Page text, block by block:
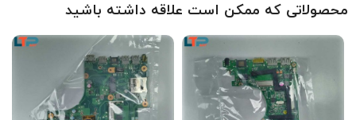
محصولاتی که ممکن است علاقه داشته باشید